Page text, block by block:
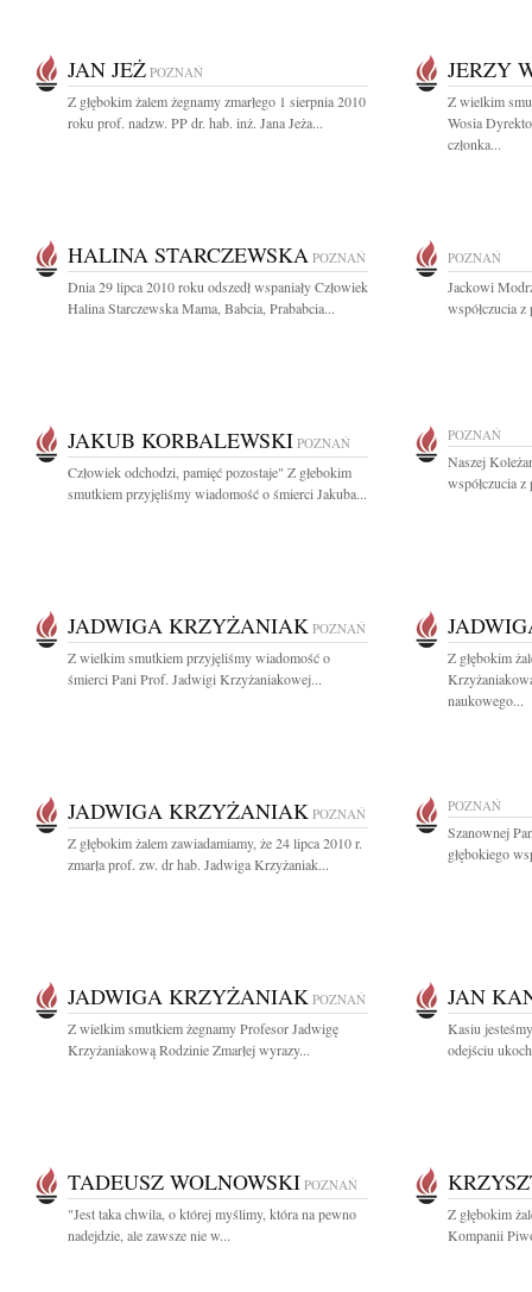
JAN JEŻ POZNAŃ
Z głębokim żalem żegnamy zmarłego 1 sierpnia 2010
roku prof. nadzw. PP dr. hab. inż. Jana Jeża...
JERZY
Z wielkim
Wosia
członka...
HALINA STARCZEWSKA POZNAŃ
Dnia 29 lipca 2010 roku odszedł wspaniały Człowiek
Halina Starczewska Mama, Babcia, Prababcia...
POZNAŃ
Jackowi
współczucia
JAKUB KORBALEWSKI POZNAŃ
Człowiek odchodzi, pamięć pozostaje" Z głebokim
smutkiem przyjęliśmy wiadomość o śmierci Jakuba...
POZNAŃ
Naszej
współczucia
JADWIGA KRZYŻANIAK POZNAŃ
Z wielkim smutkiem przyjęliśmy wiadomość o
śmierci Pani Prof. Jadwigi Krzyżaniakowej...
Z głębokim
naukowego...
JADWIGA KRZYŻANIAK POZNAŃ
Z głębokim żalem zawiadamiamy, że 24 lipca 2010 r.
zmarła prof. zw. dr hab. Jadwiga Krzyżaniak...
POZNAŃ
Szanownej
głębokiego
JADWIGA KRZYŻANIAK POZNAŃ
Z wielkim smutkiem żegnamy Profesor Jadwigę
Krzyżaniakową Rodzinie Zmarłej wyrazy...
JAN
Kasiu
odejściu
TADEUSZ WOLNOWSKI POZNAŃ
"Jest taka chwila, o której myślimy, która na pewno
nadejdzie, ale zawsze nie w...
Z głębokim
Kompanii